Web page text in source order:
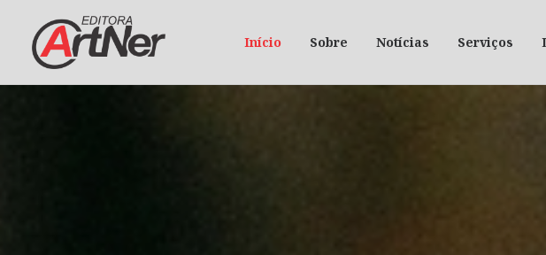
Início Sobre Notícias Serviços